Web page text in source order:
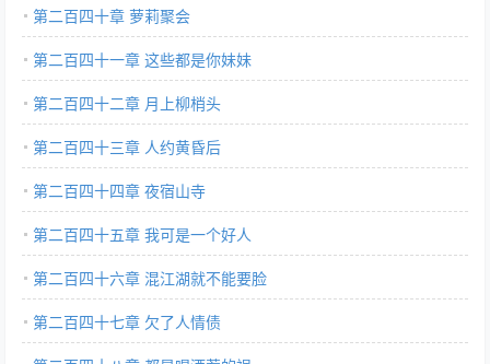
第二百四十章 萝莉聚会
第二百四十一章 这些都是你妹妹
第二百四十二章 月上柳梢头
第二百四十三章 人约黄昏后
第二百四十四章 夜宿山寺
第二百四十五章 我可是一个好人
第二百四十六章 混江湖就不能要脸
第二百四十七章 欠了人情债